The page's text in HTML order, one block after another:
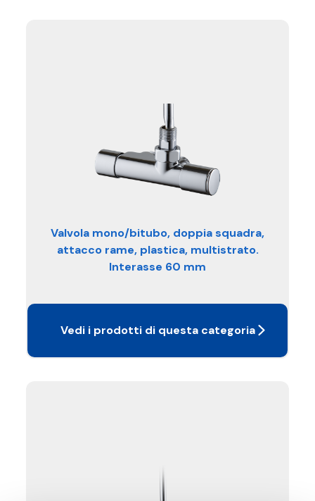
Valvola mono/bitubo, doppia squadra,
attacco rame, plastica, multistrato.
Interasse 60 mm
Vedi i prodotti di questa categoria